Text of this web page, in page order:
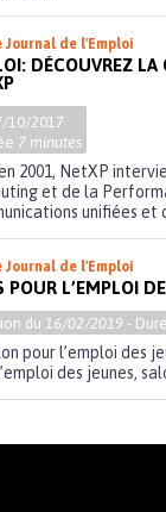
Journal de l'Emploi
DÉCOUVREZ
10/2017
7 minutes
2001, NetXP
et de la
unifiées et
Journal de l'Emploi
POUR L’EMPLOI
du16/02/2019 -
pour l’emploi des
des jeunes,